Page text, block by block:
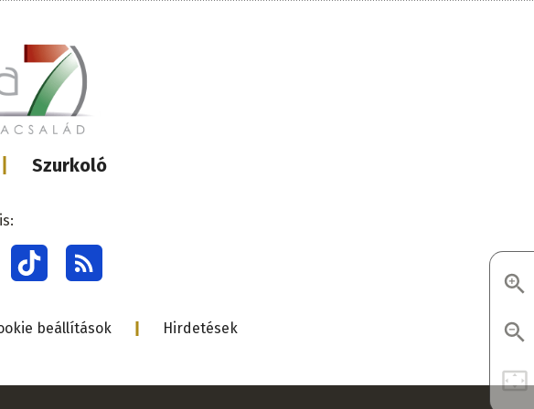
Szurkoló
beállítások Hirdetések